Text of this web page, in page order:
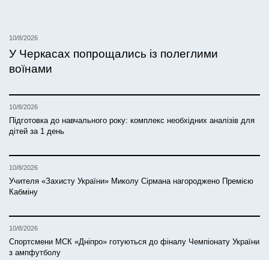
10/8/2026
У Черкасах попрощались із полеглими
воїнами
10/8/2026
Підготовка до навчального року: комплекс необхідних аналізів для
дітей за 1 день
10/8/2026
Учителя «Захисту України» Миколу Сірмана нагороджено Премією
Кабміну
10/8/2026
Спортсмени МСК «Дніпро» готуються до фіналу Чемпіонату України
з ампфутболу